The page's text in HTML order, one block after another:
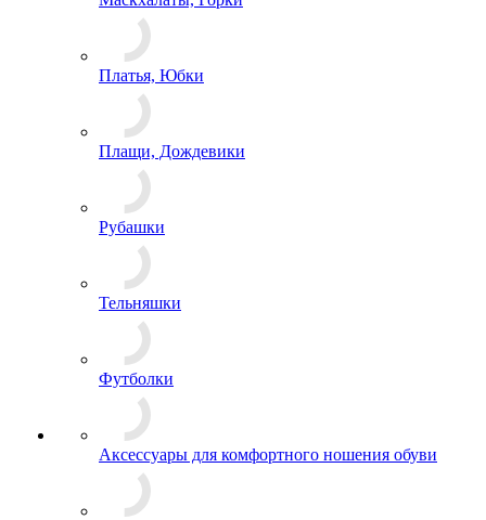
Платья, Юбки
Плащи, Дождевики
Рубашки
Тельняшки
Футболки
Аксессуары для комфортного ношения обуви